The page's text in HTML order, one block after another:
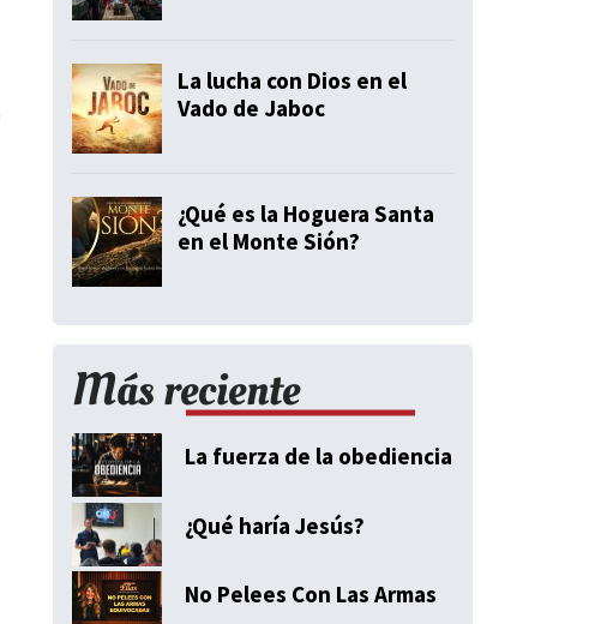
Más reciente
La fuerza de la obediencia
¿Qué haría Jesús?
No Pelees Con Las Armas